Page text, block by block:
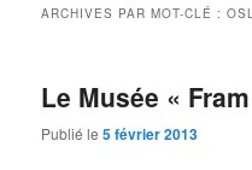
ARCHIVES PAR MOT-CLÉ :
Le Musée «
Publié le5 février 2013